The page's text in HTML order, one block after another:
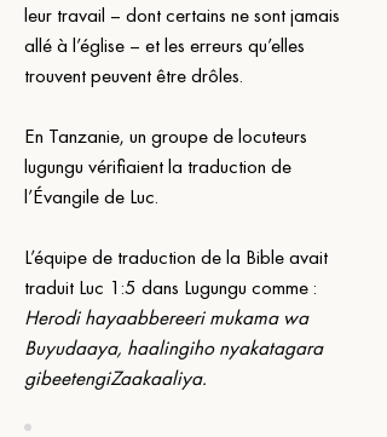
leur travail – dont certains ne sont jamais
allé à l’église – et les erreurs qu’elles
trouvent peuvent être drôles.
En Tanzanie, un groupe de locuteurs
lugungu vérifiaient la traduction de
l’Évangile de Luc.
L’équipe de traduction de la Bible avait
traduit Luc 1:5 dans Lugungu comme :
Herodi hayaabbereeri mukama wa
Buyudaaya, haalingiho nyakatagara
gibeetengiZaakaaliya.